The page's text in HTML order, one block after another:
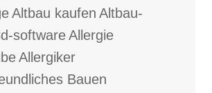
Altbau kaufen Altbau-
softwareAllergie
Allergiker
Bauen